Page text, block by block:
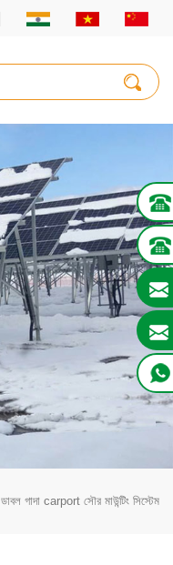
ডাবল গাদা carport সৌর মাউন্টিং সিস্টেম